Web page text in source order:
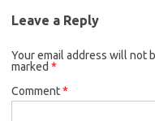
Leave a Reply
Your email address will not
marked *
Comment*